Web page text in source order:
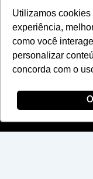
Utilizamos
experiência,
como você
personalizar
concorda com o